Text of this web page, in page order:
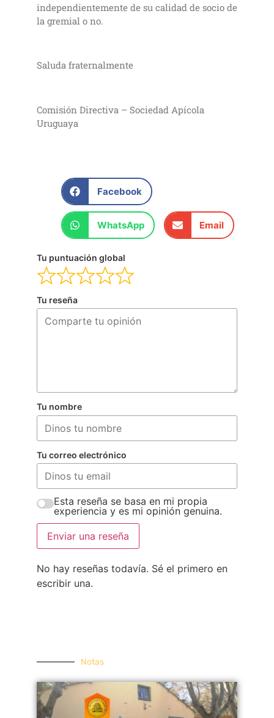
independientemente de su calidad de socio de
la gremial o no.
Saluda fraternalmente
Comisión Directiva – Sociedad Apícola
Uruguaya
Facebook
WhatsApp Email
Tu puntuación global
Tu reseña
Tu nombre
Tu correo electrónico
Esta reseña se basa en mi propia
experiencia y es mi opinión genuina.
Enviar una reseña
No hay reseñas todavía. Sé el primero en
escribir una.
Notas